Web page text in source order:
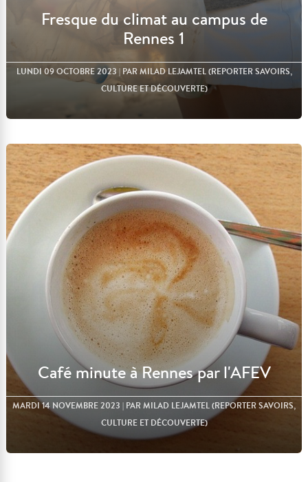
Fresque du climat au campus de
Rennes 1
LUNDI 09 OCTOBRE 2023 | PAR MILAD LEJAMTEL (REPORTER SAVOIRS,
CULTURE ET DÉCOUVERTE)
Lire l'article
Café minute à Rennes par l'AFEV
MARDI 14 NOVEMBRE 2023 | PAR MILAD LEJAMTEL (REPORTER SAVOIRS,
CULTURE ET DÉCOUVERTE)